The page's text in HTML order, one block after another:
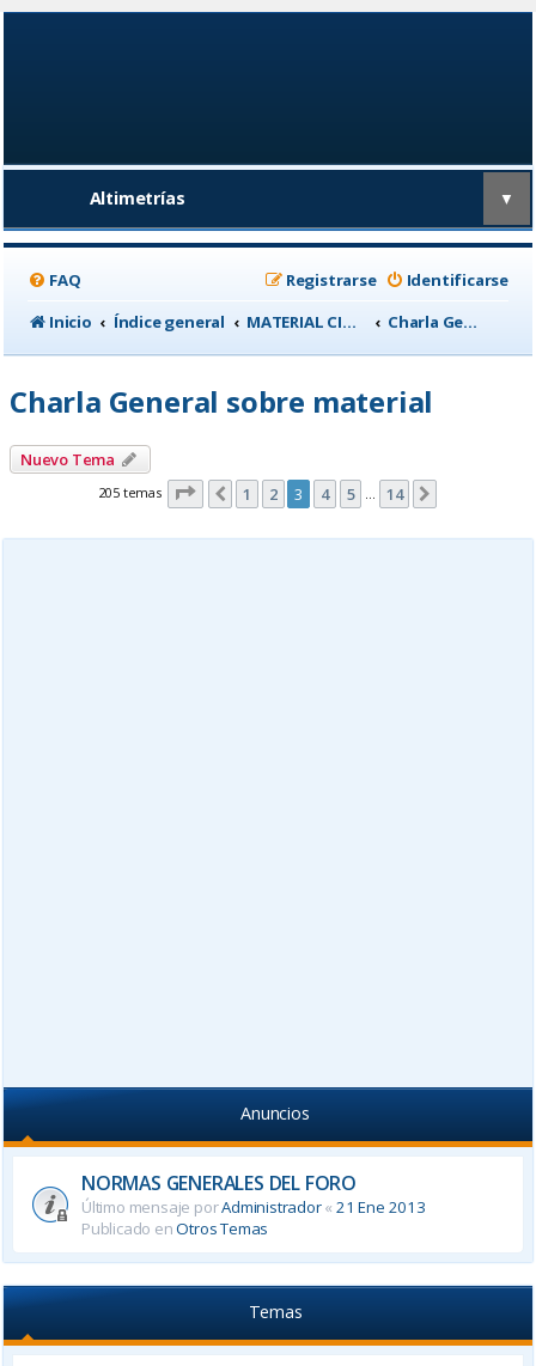
Altimetrías ▼
FAQ Identificarse
Registrarse
Inicio
Índice general MATERIAL CICLISTA Charla General sobre material
Charla General sobre material
Nuevo Tema
205 temas Página de 14
Anterior
1 2 3 4 5 … 14
Anuncios
NORMAS GENERALES DEL FORO
Último mensaje porAdministrador«21 Ene 2013
Publicado enOtros Temas
Temas